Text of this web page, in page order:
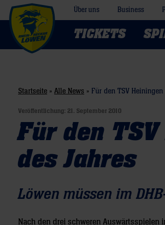
Über uns Business
TICKETS
Startseite » Alle News » Für den TSV
Veröffentlichung: 21. September 2010
Für den
des Jahres
Löwen müssen im
Nach den drei schweren